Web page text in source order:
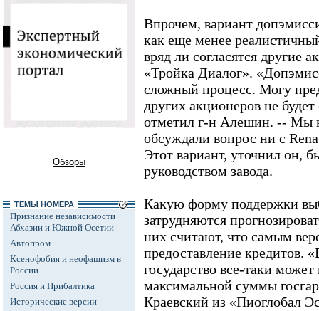
Обзоры
ТЕМЫ НОМЕРА
Признание независимости
Абхазии и Южной Осетии
Автопром
Ксенофобия и неофашизм в
России
Россия и Прибалтика
Исторические версии
Впрочем, вариант
как еще менее
вряд ли согласятся другие
«Тройка Диалог».
сложный процесс. Могу
других акционеров не
отметил г-н Алешин. -- Мы
обсуждали вопрос ни с
Этот вариант, уточнил он,
руководством завода.
Какую форму поддержки
затрудняются
них считают, что самым
предоставление кредитов.
государство все-таки
максимальной суммы
Краевский из «Пиоглобал